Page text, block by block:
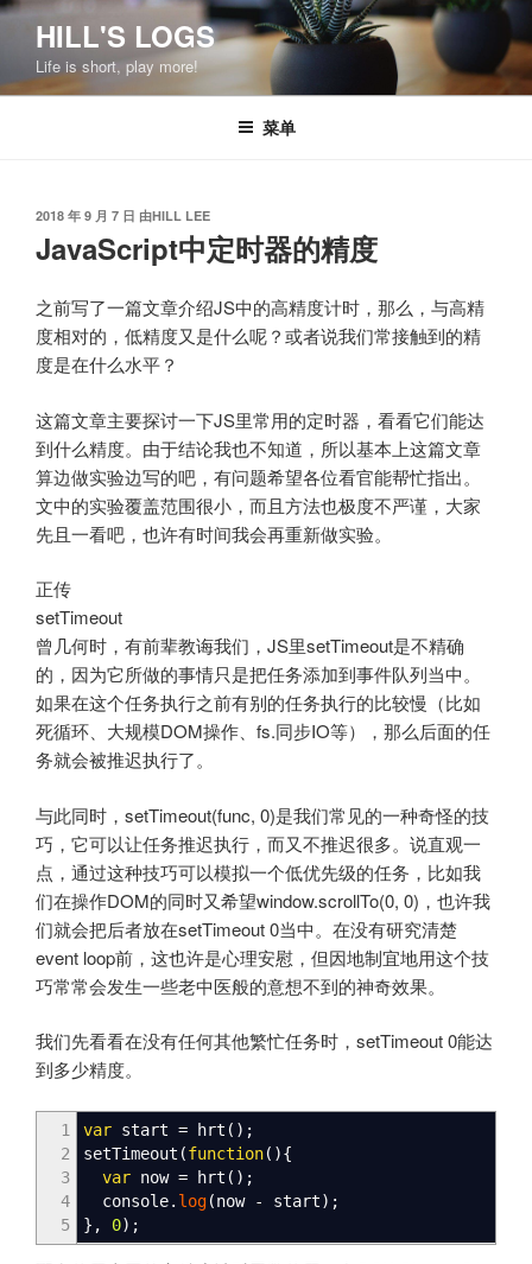
跳
容
HILL'S LOGS
Life is short, play more!
菜单
发
布
于
2018 年 9 月 7 日 由HILL LEE
JavaScript中定时器的精度
之前写了一篇文章介绍JS中的高精度计时，那么，与高精
度相对的，低精度又是什么呢？或者说我们常接触到的精
度是在什么水平？
这篇文章主要探讨一下JS里常用的定时器，看看它们能达
到什么精度。由于结论我也不知道，所以基本上这篇文章
算边做实验边写的吧，有问题希望各位看官能帮忙指出。
文中的实验覆盖范围很小，而且方法也极度不严谨，大家
先且一看吧，也许有时间我会再重新做实验。
正传
setTimeout
曾几何时，有前辈教诲我们，JS里setTimeout是不精确
的，因为它所做的事情只是把任务添加到事件队列当中。
如果在这个任务执行之前有别的任务执行的比较慢（比如
死循环、大规模DOM操作、fs.同步IO等），那么后面的任
务就会被推迟执行了。
与此同时，setTimeout(func, 0)是我们常见的一种奇怪的技
巧，它可以让任务推迟执行，而又不推迟很多。说直观一
点，通过这种技巧可以模拟一个低优先级的任务，比如我
们在操作DOM的同时又希望window.scrollTo(0, 0)，也许我
们就会把后者放在setTimeout 0当中。在没有研究清楚
event loop前，这也许是心理安慰，但因地制宜地用这个技
巧常常会发生一些老中医般的意想不到的神奇效果。
我们先看看在没有任何其他繁忙任务时，setTimeout 0能达
到多少精度。
1
2
3
4
5
var start = hrt ( ) ;
setTimeout (function( ){
var now = hrt ( ) ;
console. log(now - start) ;
} , 0) ;